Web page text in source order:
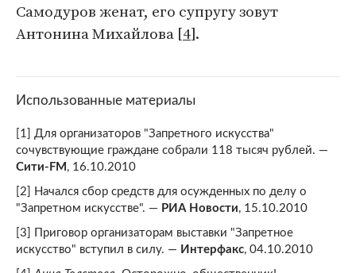
Самодуров женат, его супругу зовут
Антонина Михайлова [4].
Использованные материалы
[1] Для организаторов "Запретного искусства"
сочувствующие граждане собрали 118 тысяч рублей. —
Сити-FM , 16.10.2010
[2] Начался сбор средств для осужденных по делу о
"Запретном искусстве". — РИА Новости, 15.10.2010
[3] Приговор организаторам выставки "Запретное
искусство" вступил в силу. — Интерфакс, 04.10.2010